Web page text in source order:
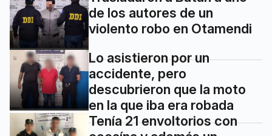
de los autores de un
violento robo en Otamendi
Lo asistieron por un
accidente, pero
descubrieron que la moto
en la que iba era robada
Tenía 21 envoltorios con